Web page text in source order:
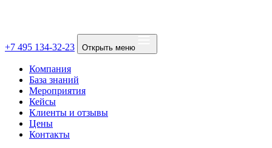
+7 495 134-32-23 Открыть меню
Компания
База знаний
Мероприятия
Кейсы
Клиенты и отзывы
Цены
Контакты